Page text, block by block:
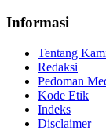
Informasi
Tentang
Redaksi
Pedoman
Kode Etik
Indeks
Disclaimer